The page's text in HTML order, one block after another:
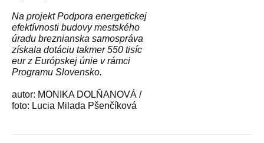
Na projekt Podpora energetickej
efektívnosti budovy mestského
úradu breznianska samospráva
získala dotáciu takmer 550 tisíc
eur z Európskej únie v rámci
Programu Slovensko.
autor: MONIKA DOLŇANOVÁ /
foto: Lucia Milada Pšenčíková